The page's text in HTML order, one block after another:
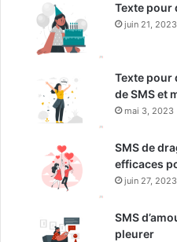
Texte pour
juin 21, 2023
Texte pour
de SMS et
mai 3, 2023
SMS de
efficaces
juin 27, 2023
SMS
pleurer